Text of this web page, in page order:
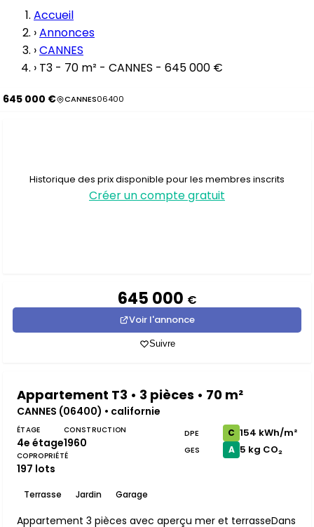
Accueil
›Annonces
›CANNES
› T3 - 70 m² - CANNES - 645 000 €
645 000 € CANNES06400
Historique des prix disponible pour les membres inscrits
Créer un compte gratuit
645 000 €
Voir l'annonce
Suivre
Appartement T3 • 3 pièces • 70 m²
CANNES (06400) • californie
ÉTAGE
4e étage
CONSTRUCTION
1960
COPROPRIÉTÉ
197 lots
Terrasse Jardin Garage
DPE C 154 kWh/m²
GES A 5 kg CO₂
Appartement 3 pièces avec aperçu mer et terrasseDans